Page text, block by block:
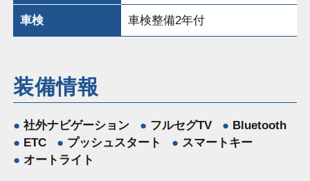
車検 車検整備2年付
装備情報
社外ナビゲーション フルセグTV
Bluetooth
ETC
プッシュスタート
スマートキー
オートライト